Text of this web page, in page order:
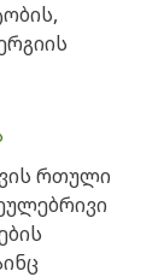
რთული